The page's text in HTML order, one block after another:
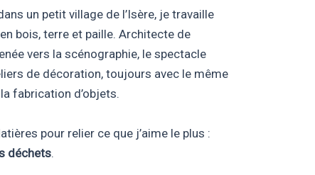
un petit village de l’Isère, je travaille
bois, terre et paille. Architecte de
vers la scénographie, le spectacle
de décoration, toujours avec le même
fabrication d’objets.
pour relier ce que j’aime le plus :
déchets.